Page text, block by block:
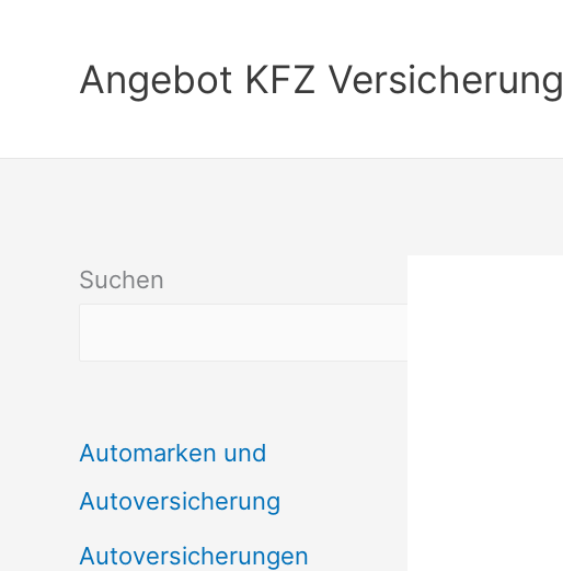
springenAngebot KFZ Versicherung
Suchen
Automarken und
Autoversicherung
Autoversicherungen